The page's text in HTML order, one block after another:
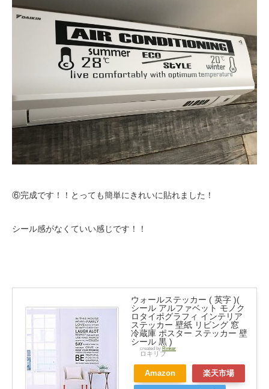
⑥完成です！！とっても簡単にきれいに貼れました！
シール感がなくていい感じです！！
ウォールステッカー ( 英字 )(
シール アルファベット モノク
ロタイポグラフィ インテリア
ステッカー 壁紙 リビング 窓
冷蔵庫 ポスター ステッカー 壁
シール 黒 )
created by Rinker
ロキリフ
Amazon 楽天市場